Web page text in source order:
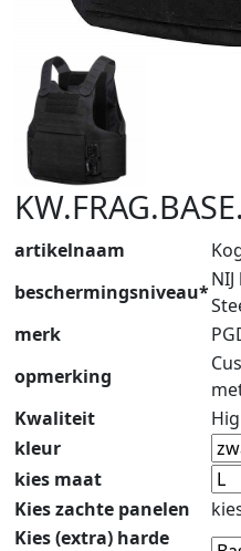
artikelnaam
beschermingsniveau*
merk
opmerking
Kwaliteit
kleur
kies maat
Kies zachte panelen
Kies (extra) harde